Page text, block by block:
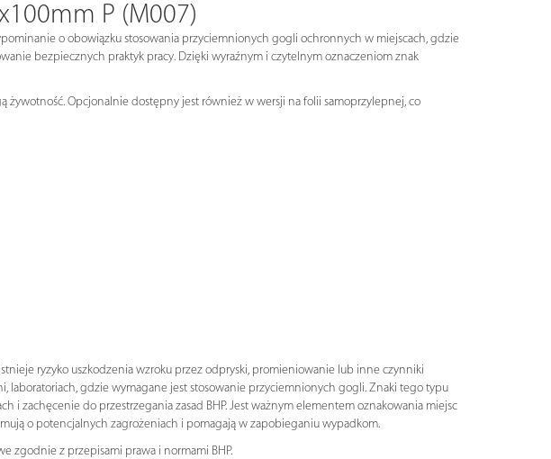
P (M007)
o obowiązku stosowania przyciemnionych gogli ochronnych w miejscach, gdzie
bezpiecznych praktyk pracy. Dzięki wyraźnym i czytelnym oznaczeniom znak
żywotność. Opcjonalnie dostępny jest również w wersji na folii samoprzylepnej, co
ryzyko uszkodzenia wzroku przez odpryski, promieniowanie lub inne czynniki
laboratoriach, gdzie wymagane jest stosowanie przyciemnionych gogli. Znaki tego typu
i zachęcenie do przestrzegania zasad BHP. Jest ważnym elementem oznakowania miejsc
o potencjalnych zagrożeniach i pomagają w zapobieganiu wypadkom.
zgodnie z przepisami prawa i normami BHP.